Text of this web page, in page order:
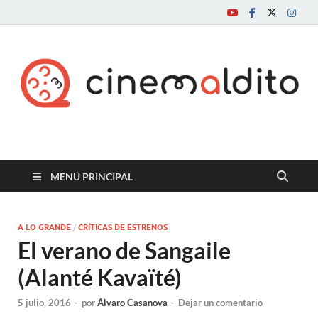
Cine maldito
MENÚ PRINCIPAL
A LO GRANDE / CRÍTICAS DE ESTRENOS
El verano de Sangaile
(Alanté Kavaïté)
5 julio, 2016 - porÁlvaro Casanova - Dejar un comentario